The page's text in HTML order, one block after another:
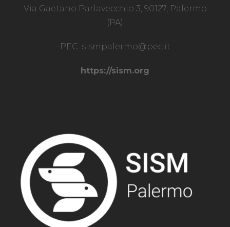
Via Gaetano Parlavecchio 3, 90127, Palermo
(PA)
PEC: sismpalermo@pec.it
https://sism.org